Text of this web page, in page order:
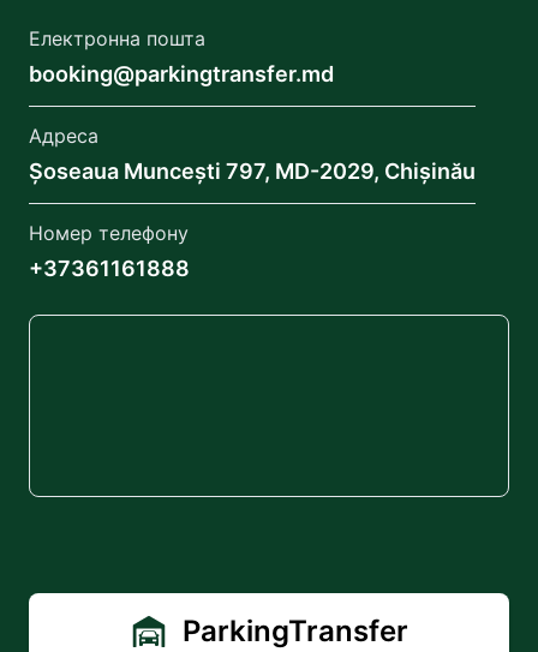
Електронна пошта
booking@parkingtransfer.md
Адреса
Șoseaua Muncești 797, MD-2029, Chișinău
Номер телефону
+37361161888
ParkingTransfer